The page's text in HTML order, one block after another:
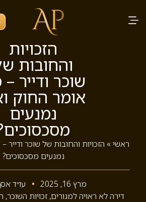
הזכויות
והחובות
שוכר ודייר
אומר החוק
נמנעים
ראשי » הזכויות והחובות של שוכר
נמנעים מסכסוכים?
מרץ 16, 2025
עו״ד
דירה לא ראויה למגורים, זכויות השוכר,